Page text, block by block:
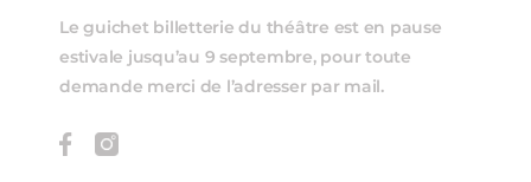
Le guichet billetterie du théâtre est en pause
estivale jusqu’au 9 septembre, pour toute
demande merci de l’adresser par mail.